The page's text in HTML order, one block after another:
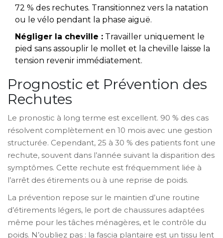
72 % des rechutes. Transitionnez vers la natation
ou le vélo pendant la phase aiguë.
Négliger la cheville : Travailler uniquement le
pied sans assouplir le mollet et la cheville laisse la
tension revenir immédiatement.
Prognostic et Prévention des
Rechutes
Le pronostic à long terme est excellent. 90 % des cas
résolvent complètement en 10 mois avec une gestion
structurée. Cependant, 25 à 30 % des patients font une
rechute, souvent dans l’année suivant la disparition des
symptômes. Cette rechute est fréquemment liée à
l’arrêt des étirements ou à une reprise de poids.
La prévention repose sur le maintien d’une routine
d’étirements légers, le port de chaussures adaptées
même pour les tâches ménagères, et le contrôle du
poids. N’oubliez pas : la fascia plantaire est un tissu lent